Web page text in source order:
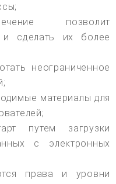
позволит
и сделать их более
неограниченное
материалы для
путем загрузки
с электронных
права и уровни